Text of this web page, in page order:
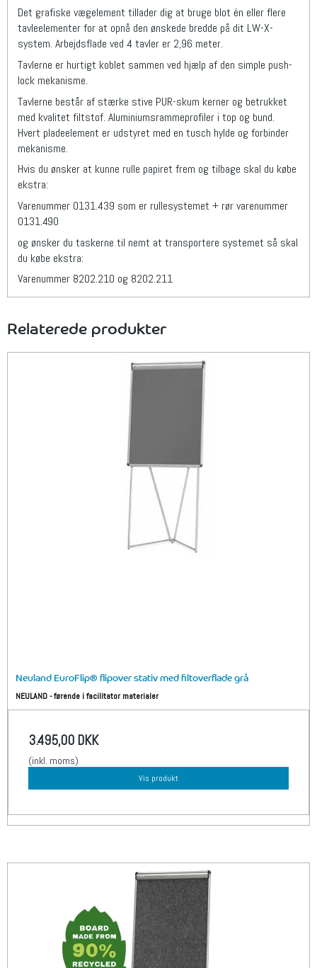
Det grafiske vægelement tillader dig at bruge blot én eller flere
tavleelementer for at opnå den ønskede bredde på dit LW-X-
system. Arbejdsflade ved 4 tavler er 2,96 meter.
Tavlerne er hurtigt koblet sammen ved hjælp af den simple push-
lock mekanisme.
Tavlerne består af stærke stive PUR-skum kerner og betrukket
med kvalitet filtstof. Aluminiumsrammeprofiler i top og bund.
Hvert pladeelement er udstyret med en tusch hylde og forbinder
mekanisme.
Hvis du ønsker at kunne rulle papiret frem og tilbage skal du købe
ekstra:
Varenummer 0131.439 som er rullesystemet + rør varenummer
0131.490
og ønsker du taskerne til nemt at transportere systemet så skal
du købe ekstra:
Varenummer 8202.210 og 8202.211
Relaterede produkter
Neuland EuroFlip® flipover stativ med filtoverflade grå
NEULAND - førende i facilitator materialer
3.495,00 DKK
(inkl. moms)
Vis produkt